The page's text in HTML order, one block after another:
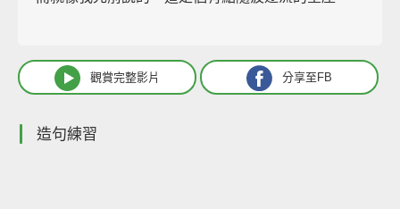
觀賞完整影片 分享至FB
造句練習